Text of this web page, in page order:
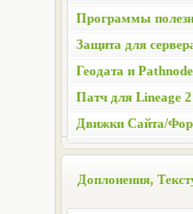
Программы
Защита для
Геодата и Pathnode
Патч для Lineage 2
Движки Сайта/
Доплонения,